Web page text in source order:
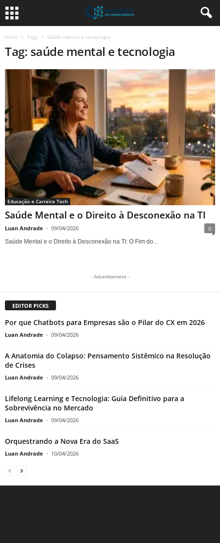
Início Tags Saúde mental e tecnologia
Tag: saúde mental e tecnologia
Educação e Carreira Tech
Saúde Mental e o Direito à Desconexão na TI
Luan Andrade - 09/04/2026 0
Saúde Mental e o Direito à Desconexão na TI: O Fim do...
- Advertisement -
EDITOR PICKS
Por que Chatbots para Empresas são o Pilar do CX em 2026
Luan Andrade - 09/04/2026
A Anatomia do Colapso: Pensamento Sistêmico na Resolução
de Crises
Luan Andrade - 09/04/2026
Lifelong Learning e Tecnologia: Guia Definitivo para a
Sobrevivência no Mercado
Luan Andrade - 09/04/2026
Orquestrando a Nova Era do SaaS
Luan Andrade - 10/04/2026